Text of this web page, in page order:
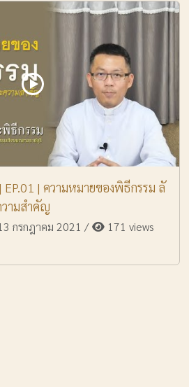
| ความหมายของพิธีกรรม ลั
ามสำคัญ
กรกฎาคม 2021 /
171 views